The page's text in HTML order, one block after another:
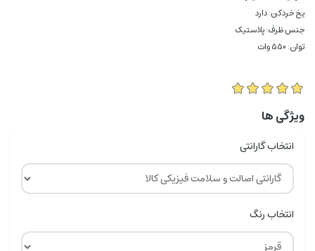
یخ خردکن: دارد
جنس ظرف: پلاستیک
توان: 550 وات
ویژگی ها
انتخاب گارانتی
انتخاب رنگ